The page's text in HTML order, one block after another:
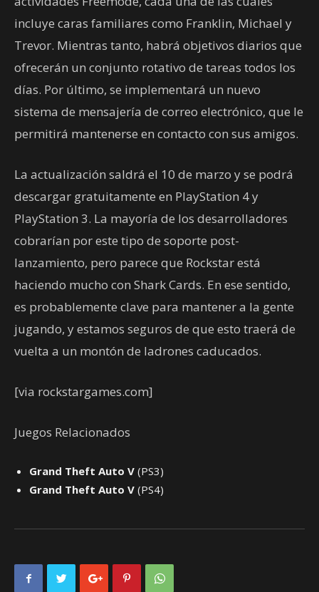
incluye caras familiares como Franklin, Michael y
Trevor. Mientras tanto, habrá objetivos diarios que
ofrecerán un conjunto rotativo de tareas todos los
días. Por último, se implementará un nuevo
sistema de mensajería de correo electrónico, que le
permitirá mantenerse en contacto con sus amigos.
La actualización saldrá el 10 de marzo y se podrá
descargar gratuitamente en PlayStation 4 y
PlayStation 3. La mayoría de los desarrolladores
cobrarían por este tipo de soporte post-
lanzamiento, pero parece que Rockstar está
haciendo mucho con Shark Cards. En ese sentido,
es probablemente clave para mantener a la gente
jugando, y estamos seguros de que esto traerá de
vuelta a un montón de ladrones caducados.
[via rockstargames.com]
Juegos Relacionados
Grand Theft Auto V (PS3)
Grand Theft Auto V (PS4)